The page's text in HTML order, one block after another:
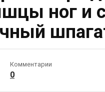
ног и
Комментарии
0